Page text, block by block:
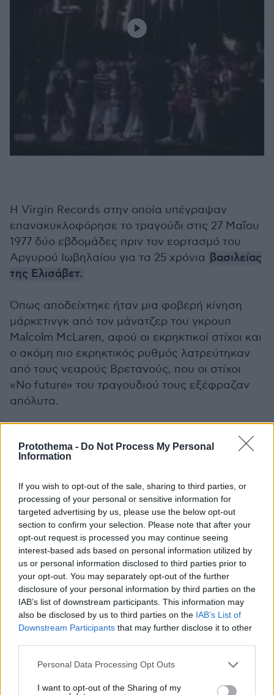
Protothema - Do Not Process My Personal
Information
If you wish to opt-out of the sale, sharing to third parties, or
processing of your personal or sensitive information for
targeted advertising by us, please use the below opt-out
section to confirm your selection. Please note that after your
opt-out request is processed you may continue seeing
interest-based ads based on personal information utilized by
us or personal information disclosed to third parties prior to
your opt-out. You may separately opt-out of the further
disclosure of your personal information by third parties on the
IAB’s list of downstream participants. This information may
also be disclosed by us to third parties on the IAB’s List of
Downstream Participants that may further disclose it to other
Please note that this website/app uses one or more Google
not limited to your visit or usage behaviour. You may click to
Personal Data Processing Opt Outs
I want to opt-out of the Sharing of my
Η Virgin Records στην οποία υπέγραψαν
επανακυκλοφόρησε το τραγούδι στις 27 Μαΐου
1977 δύο εβδομάδες πριν τον εορτασμό του
Αργυρού Ιωβηλαίου για τα 25 χρόνια βασιλείας
της Ελισάβετ.
Όπως αποδείχτηκε ήταν μια φοβερή κίνηση
μάρκετινγκ από τον μάνατζερ του γκρουπ
Malcolm McLaren, αφού οι εκρηκτικοί στίχοι και
ο ακόμη πιο εκρηκτικός ρυθμός λατρεύτηκαν
από τους νεαρούς Βρετανούς, που οι στίχοι
«No future» του τραγουδιού τους εξέφραζαν
απόλυτα.
Αργυρού Ιωβηλαίου οι Sex Pistols νοικιάζουν
Elizabeth» και παίζουν το εμπρηστικό τους
τραγούδι εν πλω στον Τάμεση!
Κίνηση αρκετή για να εκτινάξει την
δημοτικότητα του τραγουδιού που
σκαρφάλωσε στην 2η θέση του κρατικού
καταλόγου επιτυχιών, αλλά ποτέ στο Νο 1, η
οποία παρέμεινε κενή.
Είχε απαγορευτεί στο BBC, σε όλα τα δημόσια